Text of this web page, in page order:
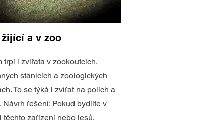
žijící a v zoo
trpí i zvířata v zookoutcích,
stanicích a zoologických
To se týká i zvířat na polích a
Návrh řešení: Pokud bydlíte v
těchto zařízení nebo lesů,